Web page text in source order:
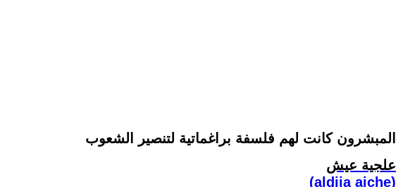
المبشرون كانت لهم فلسفة براغماتية لتنصير الشعوب
علجية عيش
(aldjia aiche)